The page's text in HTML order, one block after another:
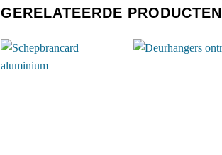
GERELATEERDE PRODUCTEN